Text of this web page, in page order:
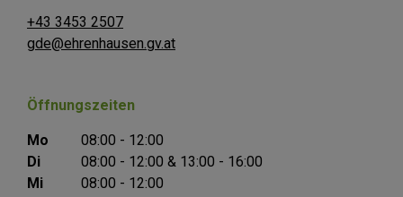
+43 3453 2507
gde@ehrenhausen.gv.at
Öffnungszeiten
Mo
08:00 - 12:00
Di
08:00 - 12:00 & 13:00 - 16:00
Mi
08:00 - 12:00